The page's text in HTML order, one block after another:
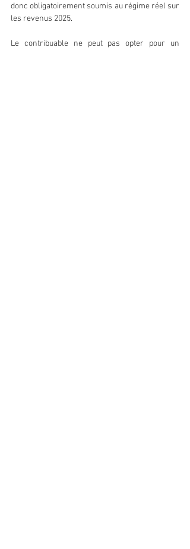
donc obligatoirement soumis au régime réel sur
les revenus 2025.
Le contribuable ne peut pas opter pour un